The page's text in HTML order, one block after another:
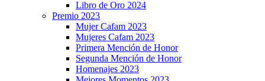
Libro de Oro 2024
Premio 2023
Mujer Cafam 2023
Mujeres Cafam 2023
Primera Mención de Honor
Segunda Mención de Honor
Homenajes 2023